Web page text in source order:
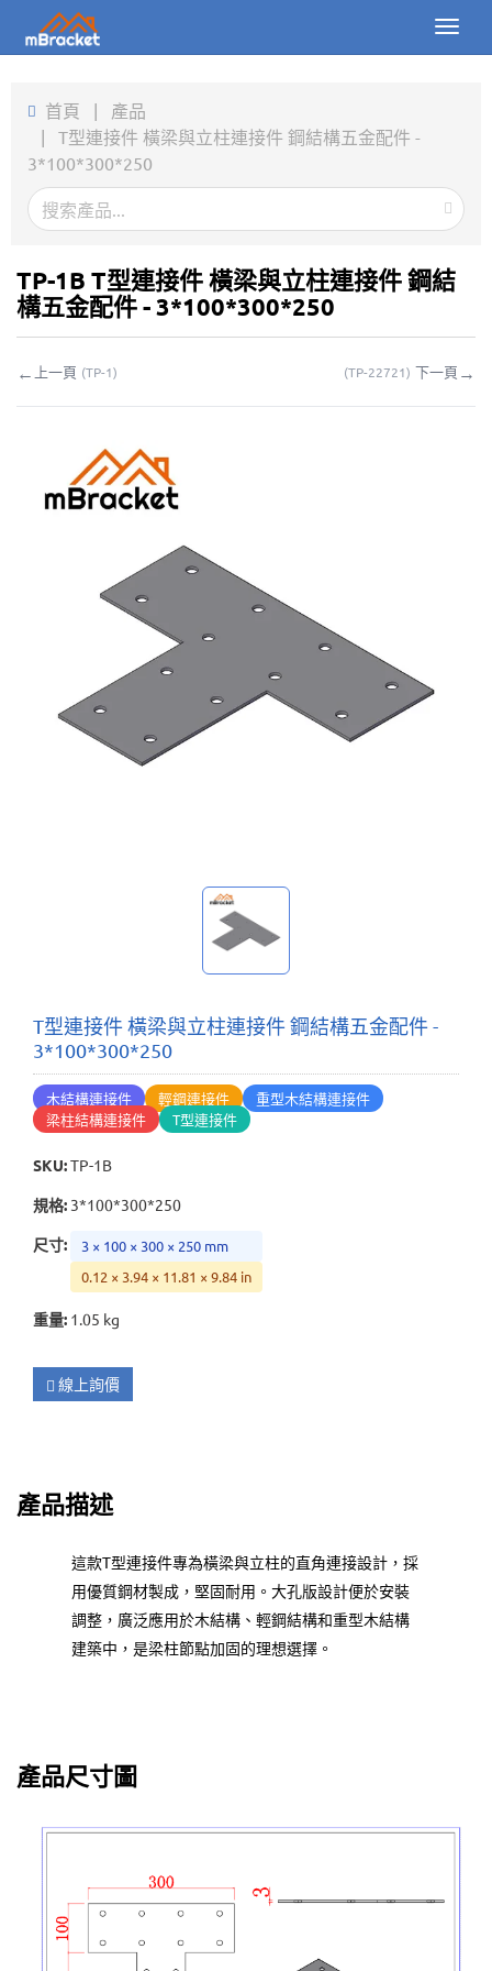
Toggle
產品
新聞
關於我們
下載
線上詢價
我的詢價
▼
首頁 | 產品
| T型連接件 橫梁與立柱連接件 鋼結構五金配件 -
3*100*300*250
TP-1B T型連接件 橫梁與立柱連接件 鋼結
構五金配件 - 3*100*300*250
← 上一頁 (TP-1) (TP-22721) 下一頁 →
T型連接件 橫梁與立柱連接件 鋼結構五金配件 -
3*100*300*250
木結構連接件 輕鋼連接件
重型木結構連接件
梁柱結構連接件
T型連接件
SKU:TP-1B
規格: 3*100*300*250
尺寸:
3 × 100 × 300 × 250 mm
0.12 × 3.94 × 11.81 × 9.84 in
重量: 1.05 kg
線上詢價
產品描述
這款T型連接件專為橫梁與立柱的直角連接設計，採
用優質鋼材製成，堅固耐用。大孔版設計便於安裝
調整，廣泛應用於木結構、輕鋼結構和重型木結構
建築中，是梁柱節點加固的理想選擇。
產品尺寸圖